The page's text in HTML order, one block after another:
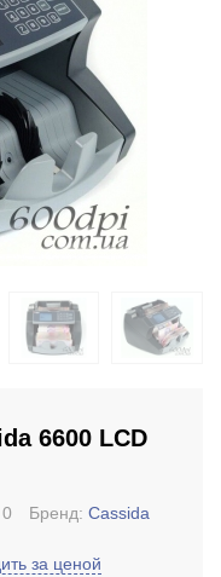
6600 LCD
Бренд: Cassida
за ценой